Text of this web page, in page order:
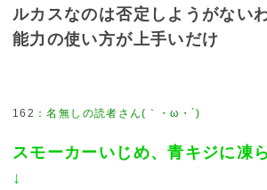
ルカスなのは否定しようがない
能力の使い方が上手いだけ
162
スモーカーいじめ、青キジに凍
↓